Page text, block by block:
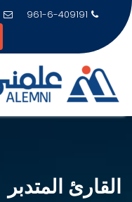
961-6-409191
القارئ المتدبر